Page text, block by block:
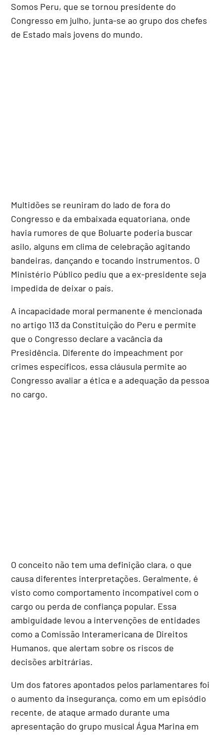
Somos Peru, que se tornou presidente do
Congresso em julho, junta-se ao grupo dos chefes
de Estado mais jovens do mundo.
Multidões se reuniram do lado de fora do
Congresso e da embaixada equatoriana, onde
havia rumores de que Boluarte poderia buscar
asilo, alguns em clima de celebração agitando
bandeiras, dançando e tocando instrumentos. O
Ministério Público pediu que a ex-presidente seja
impedida de deixar o país.
A incapacidade moral permanente é mencionada
no artigo 113 da Constituição do Peru e permite
que o Congresso declare a vacância da
Presidência. Diferente do impeachment por
crimes específicos, essa cláusula permite ao
Congresso avaliar a ética e a adequação da pessoa
no cargo.
O conceito não tem uma definição clara, o que
causa diferentes interpretações. Geralmente, é
visto como comportamento incompatível com o
cargo ou perda de confiança popular. Essa
ambiguidade levou a intervenções de entidades
como a Comissão Interamericana de Direitos
Humanos, que alertam sobre os riscos de
decisões arbitrárias.
Um dos fatores apontados pelos parlamentares foi
o aumento da insegurança, como em um episódio
recente, de ataque armado durante uma
apresentação do grupo musical Água Marina em